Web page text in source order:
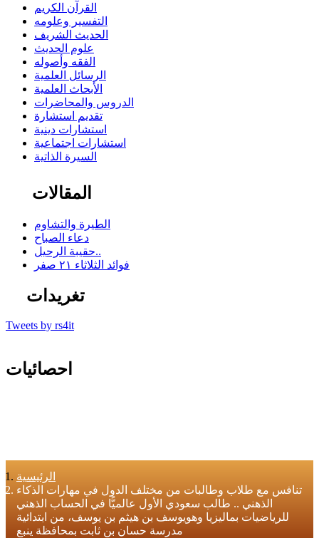
القرآن الكريم
التفسير وعلومه
الحديث الشريف
علوم الحديث
الفقه وأصوله
الرسائل العلمية
الأبحاث العلمية
الدروس والمحاضرات
تقديم استشارة
استشارات دينية
استشارات اجتماعية
السيرة الذاتية
المقالات
الطيرة والتشاوم
دعاء الصباح
حقيبة الرحيل..
فوائد الثلاثاء ٢١ صفر
تغريدات
Tweets by rs4it
احصائيات
الرئيسية
تنافس مع طلاب وطالبات من مختلف الدول في مهارات الذكاء
الذهني .. طالب سعودي الأول عالميًّا في الحساب الذهني
للرياضيات بماليزيا وهويوسف بن هيثم بن يوسف، من ابتدائية
مدرسة حسان بن ثابت بمحافظة ينبع